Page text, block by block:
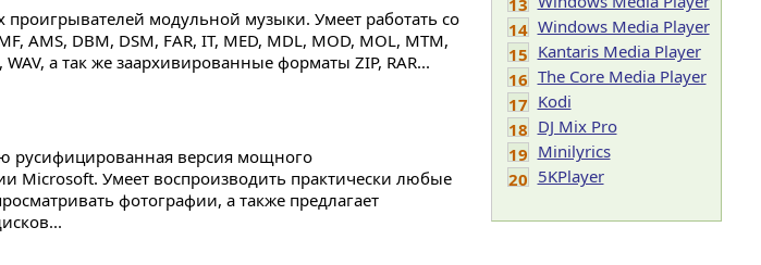
модульной музыки. Умеет работать со
AMS, DBM, DSM, FAR, IT, MED, MDL, MOD, MOL, MTM,
WAV, а так же заархивированные форматы ZIP, RAR...
русифицированная версия мощного
Microsoft. Умеет воспроизводить практически любые
фотографии, а также предлагает
13
14 Windows Media Player
15 Kantaris Media Player
16 The Core Media Player
17 Kodi
18 DJ Mix Pro
19 Minilyrics
20 5KPlayer